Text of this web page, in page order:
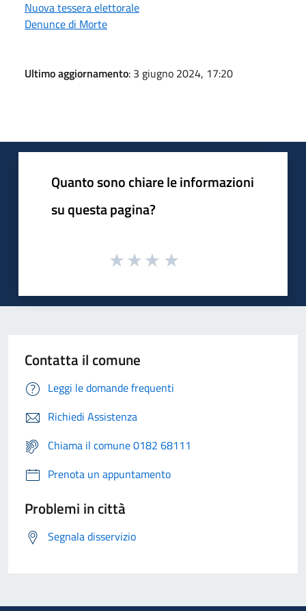
Nuova tessera elettorale
Denunce di Morte
Ultimo aggiornamento: 3 giugno 2024, 17:20
Quanto sono chiare le informazioni
su questa pagina?
Contatta il comune
Leggi le domande frequenti
Richiedi Assistenza
Chiama il comune 0182 68111
Prenota un appuntamento
Problemi in città
Segnala disservizio